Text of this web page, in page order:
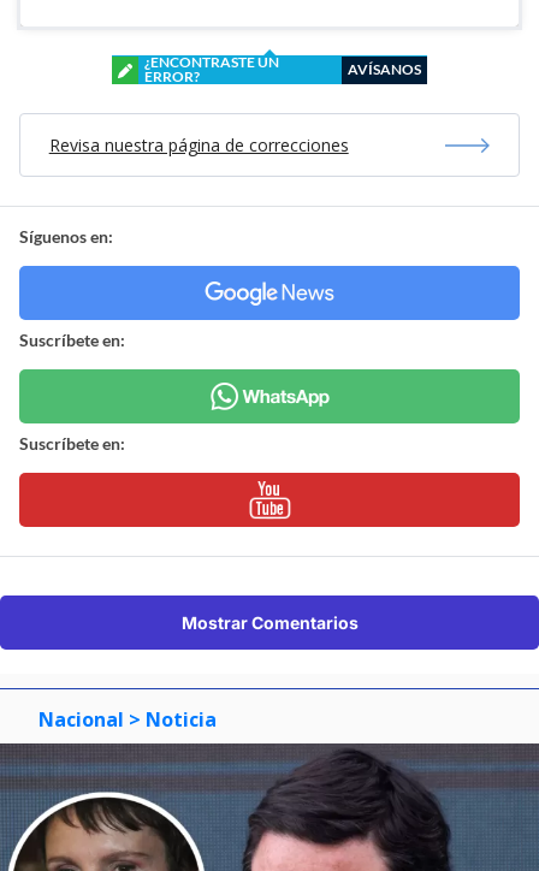
¿ENCONTRASTE UN
ERROR?
AVÍSANOS
Revisa nuestra página de correcciones
Síguenos en:
Suscríbete en:
Suscríbete en:
Mostrar Comentarios
Nacional > Noticia